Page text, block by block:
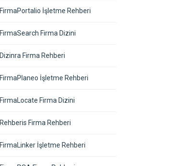
FirmaPortalio İşletme Rehberi
FirmaSearch Firma Dizini
Dizinra Firma Rehberi
FirmaPlaneo İşletme Rehberi
FirmaLocate Firma Dizini
Rehberis Firma Rehberi
FirmaLinker İşletme Rehberi